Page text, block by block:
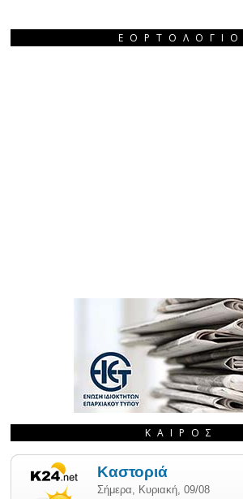
ΕΟΡΤΟΛΌΓΙΟ
ΚΑΙΡΌΣ